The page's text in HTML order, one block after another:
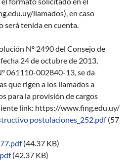
llamados), en caso
será tenida en cuenta.
Nº 2490 del Consejo de
24 de octubre de 2013,
061110-002840-13, se da
que rigen a los llamados a
para la provisión de cargos
link: https://www.fing.edu.uy/
postulaciones_252.pdf (57
(44.37 KB)
(42.37 KB)